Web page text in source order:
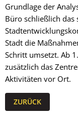
Grundlage der
Büro schließlich
Stadt die
Schritt umsetzt. Ab
zusätzlich das
Aktivitäten vor Ort.
ZURÜCK